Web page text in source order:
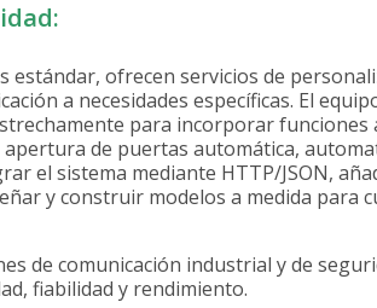
estándar, ofrecen servicios de
a necesidades específicas. El
para incorporar funciones
apertura de puertas automática,
el sistema mediante HTTP/JSON,
y construir modelos a medida para
de comunicación industrial y de
fiabilidad y rendimiento.